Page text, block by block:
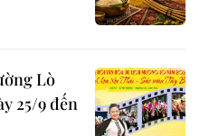
Lò
25/9 đến